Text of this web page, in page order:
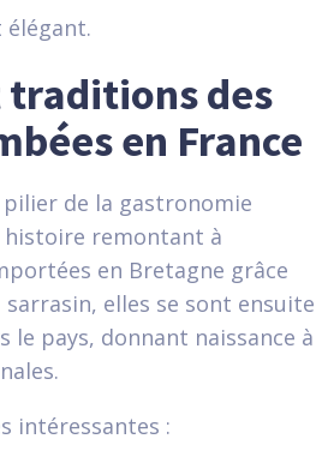
des
en France
de la gastronomie
histoire remontant à
en Bretagne grâce
elles se sont ensuite
le pays, donnant naissance à
intéressantes :